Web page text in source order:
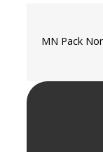
MN Pack